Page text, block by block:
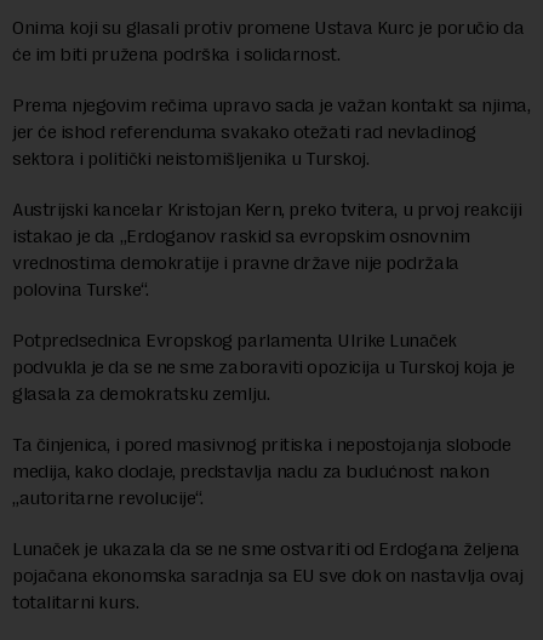
Onima koji su glasali protiv promene Ustava Kurc je poručio da
će im biti pružena podrška i solidarnost.
Prema njegovim rečima upravo sada je važan kontakt sa njima,
jer će ishod referenduma svakako otežati rad nevladinog
sektora i politički neistomišljenika u Turskoj.
Austrijski kancelar Kristojan Kern, preko tvitera, u prvoj reakciji
istakao je da „Erdoganov raskid sa evropskim osnovnim
vrednostima demokratije i pravne države nije podržala
polovina Turske“.
Potpredsednica Evropskog parlamenta Ulrike Lunaček
podvukla je da se ne sme zaboraviti opozicija u Turskoj koja je
glasala za demokratsku zemlju.
Ta činjenica, i pored masivnog pritiska i nepostojanja slobode
medija, kako dodaje, predstavlja nadu za budućnost nakon
„autoritarne revolucije“.
Lunaček je ukazala da se ne sme ostvariti od Erdogana željena
pojačana ekonomska saradnja sa EU sve dok on nastavlja ovaj
totalitarni kurs.